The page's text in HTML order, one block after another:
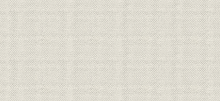
第1節 高度経済成長下の海運不況
第2節 海運不況下の大阪商船
1. 経営合理化の戦略と機構改革
2. 定期航路拡充の限界と不定期部門の強化
3. 業績の低迷と整備計画の展開